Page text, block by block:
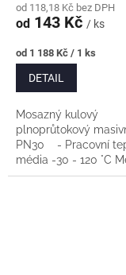
od 118,18 Kč bez DPH
od 143 Kč / ks
Měrná
cena:
od 1 188 Kč / 1 ks
DETAIL
Mosazný kulový
plnoprůtokový
PN30 - Pracovní
média -30 - 120 °C
voda, stlačený